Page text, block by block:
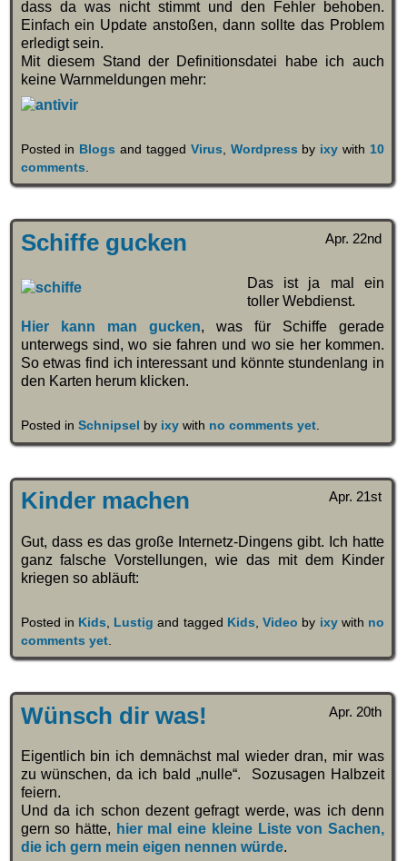
dass da was nicht stimmt und den Fehler behoben.
Einfach ein Update anstoßen, dann sollte das Problem
erledigt sein.
Mit diesem Stand der Definitionsdatei habe ich auch
keine Warnmeldungen mehr:
Posted in Blogs and tagged Virus Wordpress by ixy with 10
comments
Apr. 22nd
Schiffe gucken
Das ist ja mal ein
toller Webdienst.
Hier kann man gucken, was für Schiffe gerade
unterwegs sind, wo sie fahren und wo sie her kommen.
So etwas find ich interessant und könnte stundenlang in
den Karten herum klicken.
Posted in Schnipsel by ixywith no comments yet.
Apr. 21st
Kinder machen
Gut, dass es das große Internetz-Dingens gibt. Ich hatte
ganz falsche Vorstellungen, wie das mit dem Kinder
kriegen so abläuft:
Posted in Kids Lustig and tagged Kids ,Video by ixywith no
comments yet.
Apr. 20th
Wünsch dir was!
Eigentlich bin ich demnächst mal wieder dran, mir was
zu wünschen, da ich bald „nulle“. Sozusagen Halbzeit
feiern.
Und da ich schon dezent gefragt werde, was ich denn
gern so hätte, hier mal eine kleine Liste von Sachen,
die ich gern mein eigen nennen würde.